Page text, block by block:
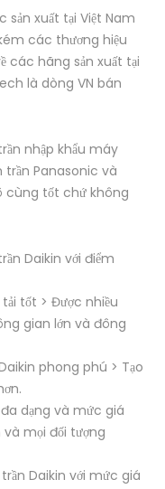
xuất tại Việt Nam
các thương hiệu
các hãng sản xuất tại
là dòng VN bán
nhập khẩu máy
trần Panasonic và
cùng tốt chứ không
Daikin với điểm
tốt > Được nhiều
gian lớn và đông
phong phú > Tạo
dạng và mức giá
mọi đối tượng
Daikin với mức giá